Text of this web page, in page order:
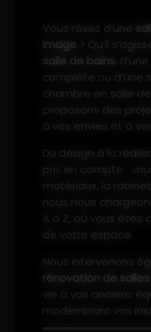
Vous rêvez d’une
image ? Qu’il
salle de bains,
complète ou d’une
chambre en salle
proposons des
à vos envies et à
Du design à la
pris en compte :
matériaux, la
nous nous
A à Z, où vous
de votre espace.
Nous intervenons
rénovation de
vie à vos anciens
modernisant vos